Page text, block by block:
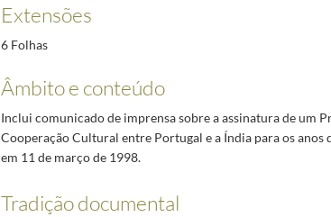
Extensões
6 Folhas
Âmbito e conteúdo
Inclui comunicado de imprensa sobre a assinatura de um
Cooperação Cultural entre Portugal e a Índia para os anos
em 11 de março de 1998.
Tradição documental